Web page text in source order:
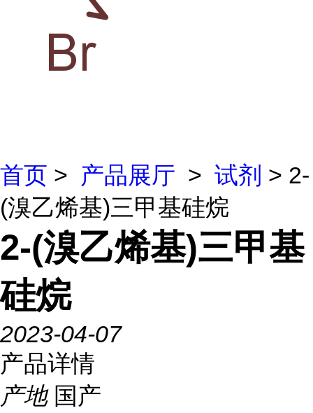
首页 > 产品展厅 > 试剂 > 2-
(溴乙烯基)三甲基硅烷
2-(溴乙烯基)三甲基
硅烷
2023-04-07
产品详情
产地 国产